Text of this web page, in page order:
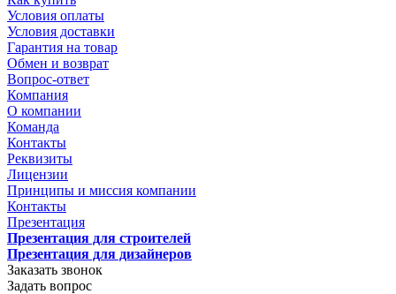
Условия оплаты
Условия доставки
Гарантия на товар
Обмен и возврат
Вопрос-ответ
Компания
О компании
Команда
Контакты
Реквизиты
Лицензии
Принципы и миссия компании
Контакты
Презентация
Презентация для строителей
Презентация для дизайнеров
Заказать звонок
Задать вопрос